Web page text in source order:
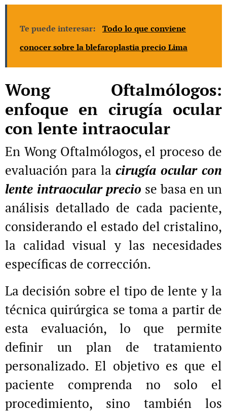
Te puede interesar:
Todo lo que conviene
conocer sobre la blefaroplastia precio Lima
Wong Oftalmólogos:
enfoque en cirugía ocular
con lente intraocular
En Wong Oftalmólogos, el proceso de
evaluación para la cirugía ocular con
lente intraocular precio se basa en un
análisis detallado de cada paciente,
considerando el estado del cristalino,
la calidad visual y las necesidades
específicas de corrección.
La decisión sobre el tipo de lente y la
técnica quirúrgica se toma a partir de
esta evaluación, lo que permite
definir un plan de tratamiento
personalizado. El objetivo es que el
paciente comprenda no solo el
procedimiento, sino también los